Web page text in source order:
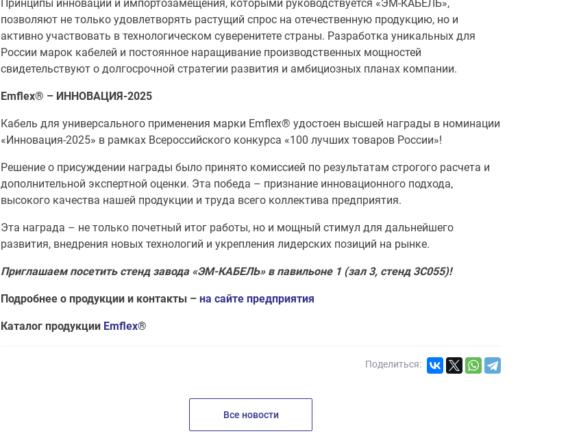
Принципы инновации и импортозамещения, которыми руководствуется «ЭМ-КАБЕЛЬ»,
позволяют не только удовлетворять растущий спрос на отечественную продукцию, но и
активно участвовать в технологическом суверенитете страны. Разработка уникальных для
России марок кабелей и постоянное наращивание производственных мощностей
свидетельствуют о долгосрочной стратегии развития и амбициозных планах компании.
Emflex® – ИННОВАЦИЯ-2025
Кабель для универсального применения марки Emflex® удостоен высшей награды в номинации
«Инновация-2025» в рамках Всероссийского конкурса «100 лучших товаров России»!
Решение о присуждении награды было принято комиссией по результатам строгого расчета и
дополнительной экспертной оценки. Эта победа – признание инновационного подхода,
высокого качества нашей продукции и труда всего коллектива предприятия.
Эта награда – не только почетный итог работы, но и мощный стимул для дальнейшего
развития, внедрения новых технологий и укрепления лидерских позиций на рынке.
Приглашаем посетить стенд завода «ЭМ-КАБЕЛЬ» в павильоне 1 (зал 3, стенд 3C055)!
Подробнее о продукции и контакты – на сайте предприятия
Каталог продукции Emflex®
Поделиться:
Все новости